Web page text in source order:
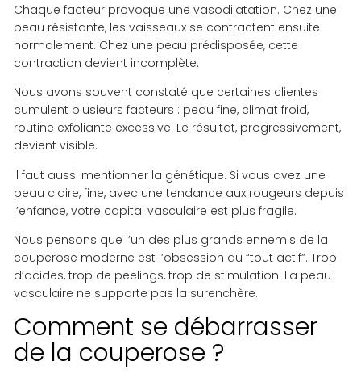
Chaque facteur provoque une vasodilatation. Chez une
peau résistante, les vaisseaux se contractent ensuite
normalement. Chez une peau prédisposée, cette
contraction devient incomplète.
Nous avons souvent constaté que certaines clientes
cumulent plusieurs facteurs : peau fine, climat froid,
routine exfoliante excessive. Le résultat, progressivement,
devient visible.
Il faut aussi mentionner la génétique. Si vous avez une
peau claire, fine, avec une tendance aux rougeurs depuis
l’enfance, votre capital vasculaire est plus fragile.
Nous pensons que l’un des plus grands ennemis de la
couperose moderne est l’obsession du “tout actif”. Trop
d’acides, trop de peelings, trop de stimulation. La peau
vasculaire ne supporte pas la surenchère.
Comment se débarrasser
de la couperose ?